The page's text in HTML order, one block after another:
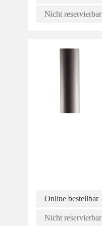
Nicht reservierbar
Online bestellbar
Nicht reservierbar